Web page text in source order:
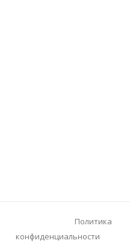
Политика
конфиденциальности